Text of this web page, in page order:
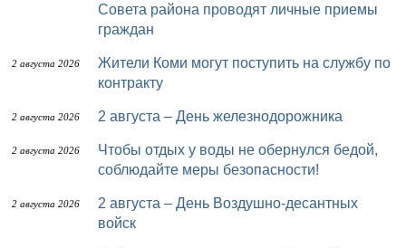
Совета района проводят личные приемы
граждан
2 августа 2026
Жители Коми могут поступить на службу по
контракту
2 августа 2026 2 августа – День железнодорожника
2 августа 2026
Чтобы отдых у воды не обернулся бедой,
соблюдайте меры безопасности!
2 августа 2026
2 августа – День Воздушно-десантных
войск